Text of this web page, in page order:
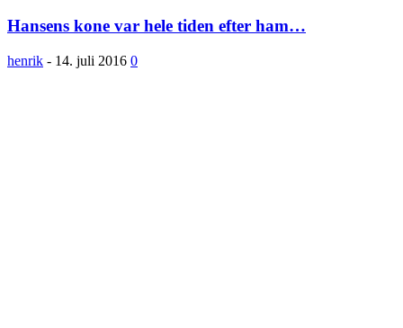
Hansens kone var hele tiden efter ham…
henrik - 14. juli 2016 0